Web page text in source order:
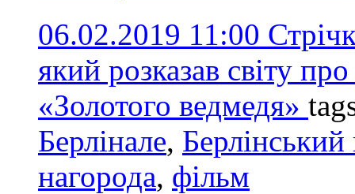
06.02.2019 11:00
який розказав світу
«Золотого ведмедя»
Берлінале, Берлінський
нагорода, фільм